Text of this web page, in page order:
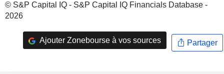
© S&P Capital IQ - S&P Capital IQ Financials Database -
2026
Ajouter Zonebourse à vos sources Partager